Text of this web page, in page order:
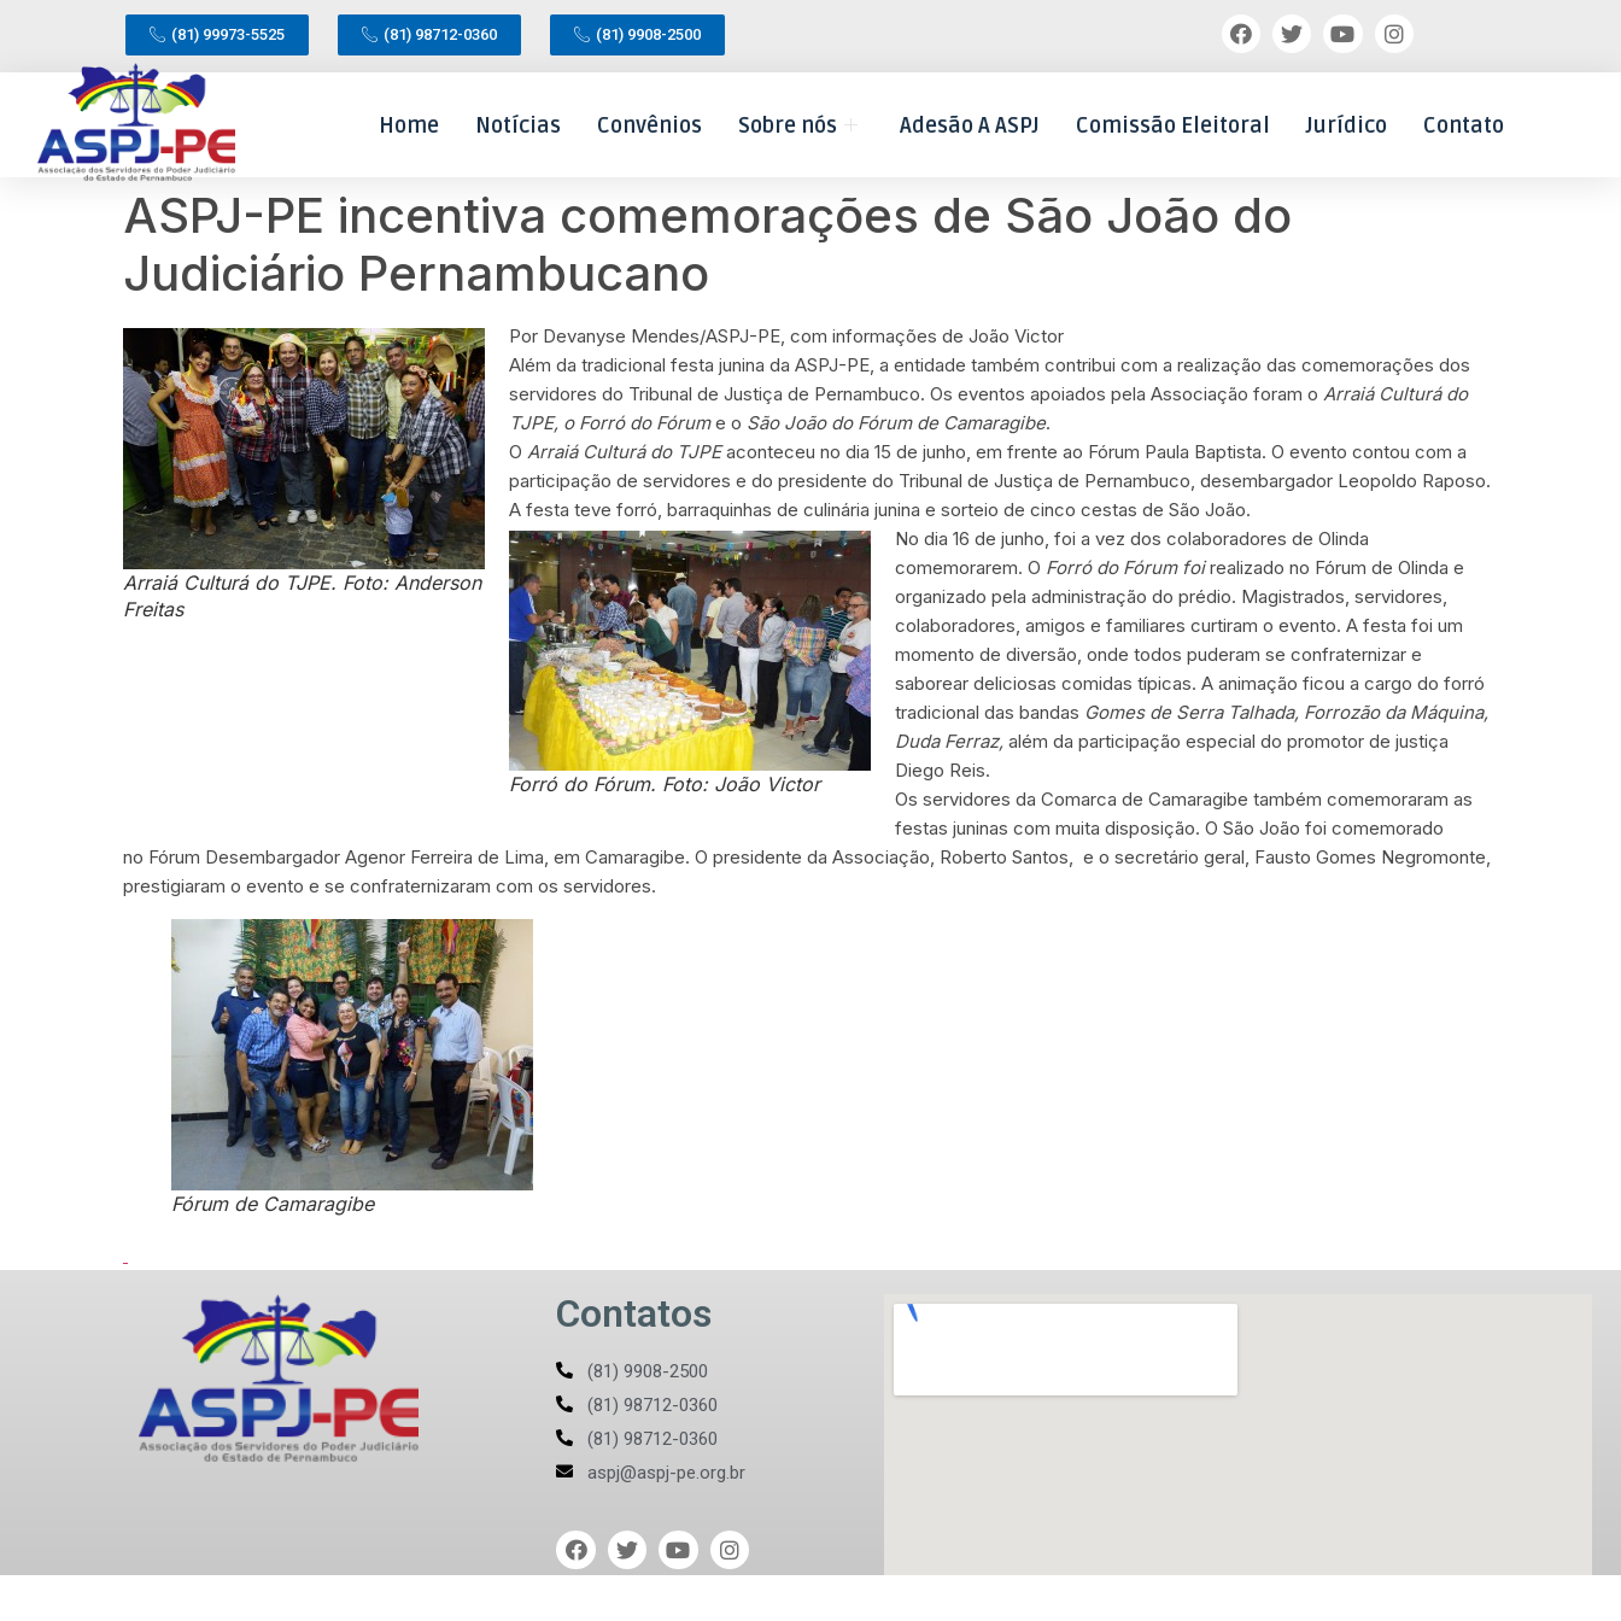
(81) 99973-5525 (81) 98712-0360 (81) 9908-2500
Home Notícias Convênios Sobre nós Adesão A ASPJ Comissão Eleitoral Jurídico Contato
ASPJ-PE incentiva comemorações de São João do
Judiciário Pernambucano
Arraiá Culturá do TJPE. Foto: Anderson
Freitas
Por Devanyse Mendes/ASPJ-PE, com informações de João Victor
Além da tradicional festa junina da ASPJ-PE, a entidade também contribui com a realização das comemorações dos
servidores do Tribunal de Justiça de Pernambuco. Os eventos apoiados pela Associação foram o Arraiá Culturá do
TJPE, o Forró do Fórume o São João do Fórum de Camaragibe.
O Arraiá Culturá do TJPEaconteceu no dia 15 de junho, em frente ao Fórum Paula Baptista. O evento contou com a
participação de servidores e do presidente do Tribunal de Justiça de Pernambuco, desembargador Leopoldo Raposo.
A festa teve forró, barraquinhas de culinária junina e sorteio de cinco cestas de São João.
Forró do Fórum. Foto: João Victor
No dia 16 de junho, foi a vez dos colaboradores de Olinda
comemorarem. O Forró do Fórum foirealizado no Fórum de Olinda e
organizado pela administração do prédio. Magistrados, servidores,
colaboradores, amigos e familiares curtiram o evento. A festa foi um
momento de diversão, onde todos puderam se confraternizar e
saborear deliciosas comidas típicas. A animação ficou a cargo do forró
tradicional das bandas Gomes de Serra Talhada, Forrozão da Máquina,
Duda Ferraz, além da participação especial do promotor de justiça
Diego Reis.
Os servidores da Comarca de Camaragibe também comemoraram as
festas juninas com muita disposição. O São João foi comemorado
no Fórum Desembargador Agenor Ferreira de Lima, em Camaragibe. O presidente da Associação, Roberto Santos, e o secretário geral, Fausto Gomes Negromonte,
prestigiaram o evento e se confraternizaram com os servidores.
Fórum de Camaragibe
Contatos
(81) 9908-2500
(81) 98712-0360
(81) 98712-0360
aspj@aspj-pe.org.br